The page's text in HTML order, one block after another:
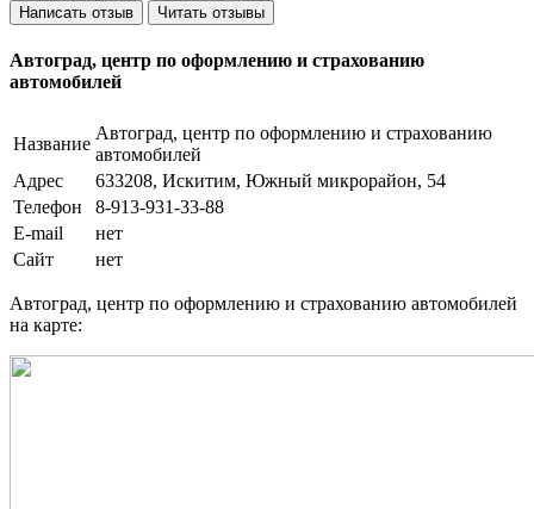
Написать отзыв Читать отзывы
Автоград, центр по оформлению и страхованию
автомобилей
Название
Автоград, центр по оформлению и страхованию
автомобилей
Адрес
633208, Искитим, Южный микрорайон, 54
Телефон
8-913-931-33-88
E-mail
нет
Сайт
нет
Автоград, центр по оформлению и страхованию автомобилей
на карте: